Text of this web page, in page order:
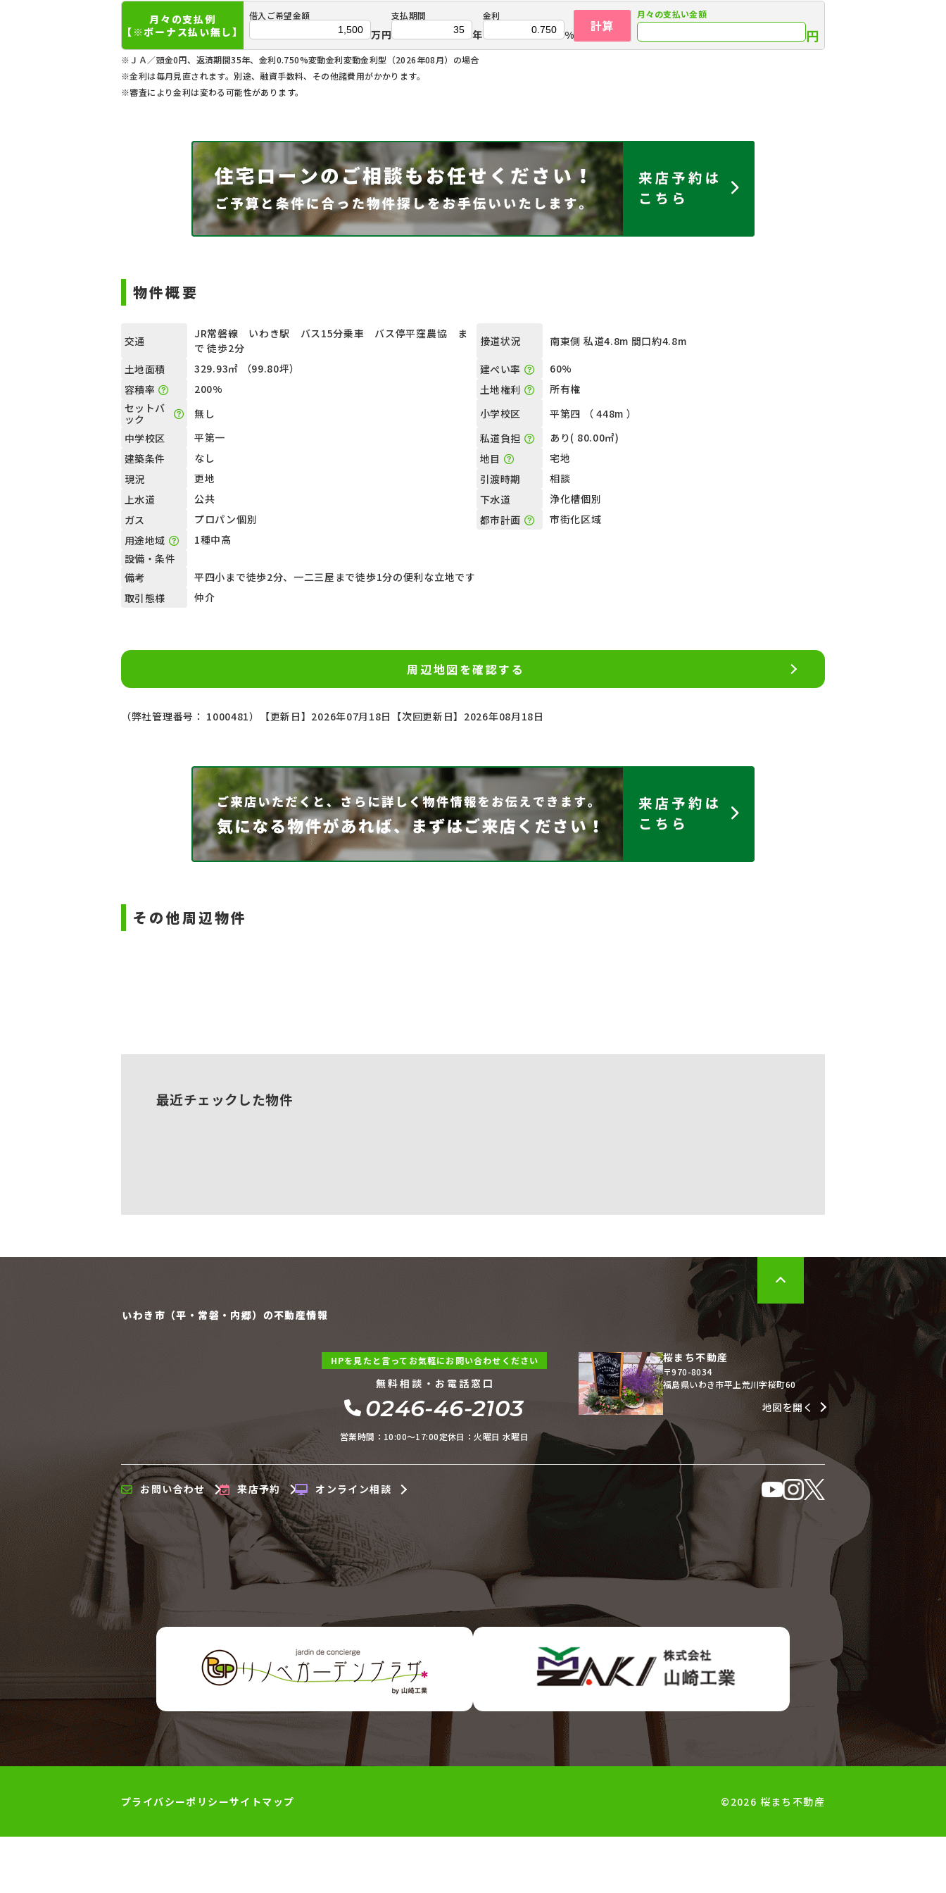
月々の支払例
【※ボーナス払い無し】
借入ご希望金額
万円
支払期間
年
金利
%
計算
月々の支払い金額
円
※ＪＡ／頭金0円、返済期間35年、金利0.750%変動金利変動金利型（2026年08月）の場合
※金利は毎月見直されます。別途、融資手数料、その他諸費用がかかります。
※審査により金利は変わる可能性があります。
物件概要
交通
JR常磐線 いわき駅 バス15分乗車 バス停平窪農協 ま
で 徒歩2分
接道状況
南東側 私道4.8m 間口約4.8m
土地面積
329.93㎡ （99.80坪） 建ぺい率
60%
容積率
200% 土地権利
所有権
セットバ
ック
無し 小学校区
平第四 （ 448m ）
中学校区
平第一 私道負担
あり( 80.00㎡)
建築条件
なし 地目
宅地
現況
更地 引渡時期
相談
上水道
公共 下水道
浄化槽個別
ガス
プロパン個別 都市計画
市街化区域
用途地域
1種中高
設備・条件
備考
平四小まで徒歩2分、一二三屋まで徒歩1分の便利な立地です
取引態様
仲介
周辺地図を確認する
（弊社管理番号： 1000481） 【更新日】2026年07月18日 【次回更新日】2026年08月18日
その他周辺物件
最近チェックした物件
いわき市（平・常磐・内郷）の不動産情報
HPを見たと言ってお気軽にお問い合わせください
無料相談・お電話窓口
0246-46-2103
営業時間：10:00〜17:00定休日：火曜日 水曜日
桜まち不動産
〒970-8034
福島県いわき市平上荒川字桜町60
地図を開く
お問い合わせ 来店予約 オンライン相談
プライバシーポリシーサイトマップ ©2026 桜まち不動産